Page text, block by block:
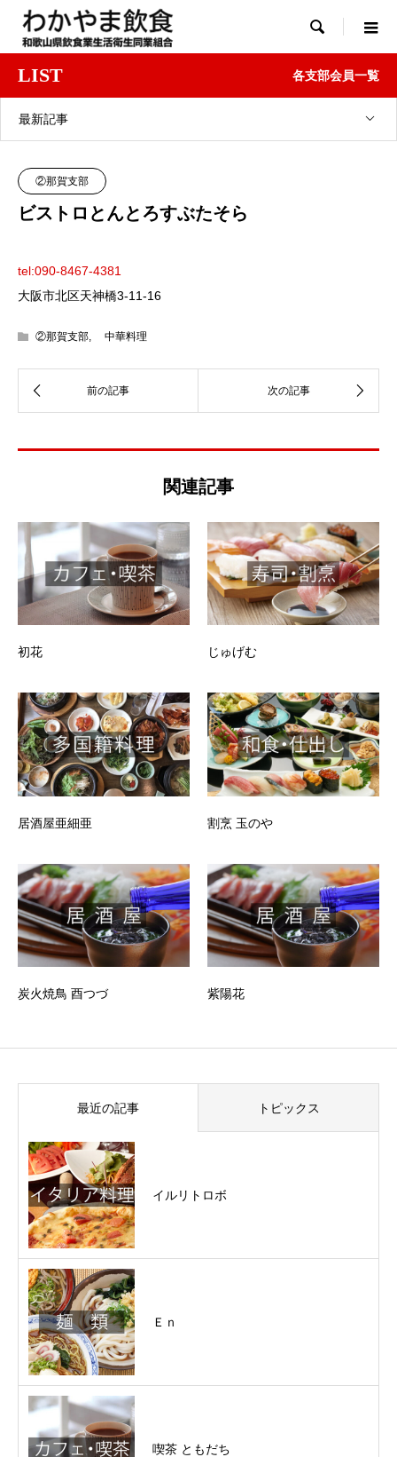

LIST 各支部会員一覧
最新記事
②那賀支部
ビストロとんとろすぶたそら
tel:090-8467-4381
大阪市北区天神橋3-11-16
②那賀支部, 中華料理
関連記事
初花 じゅげむ
居酒屋亜細亜 割烹 玉のや
炭火焼鳥 酉つづ 紫陽花
最近の記事 トピックス
イルリトロボ
Ｅｎ
喫茶 ともだち